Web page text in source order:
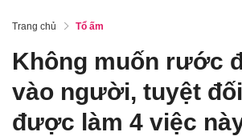
Trang chủ Tổ ấm
Không muốn rước
vào người, tuyệt
được làm 4 việc